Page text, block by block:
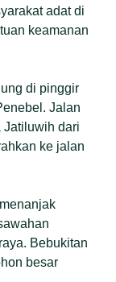
adat di
keamanan
di pinggir
Jalan
Jatiluwih dari
ke jalan
Bebukitan
besar